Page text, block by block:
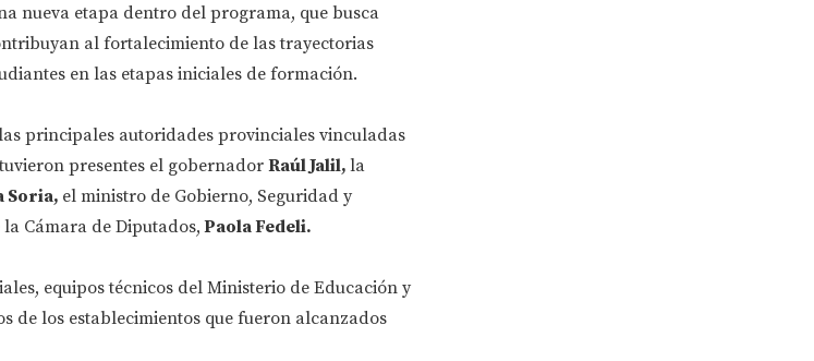
nueva etapa dentro del programa, que busca
al fortalecimiento de las trayectorias
en las etapas iniciales de formación.
principales autoridades provinciales vinculadas
presentes el gobernador Raúl Jalil, la
Soria, el ministro de Gobierno, Seguridad y
Cámara de Diputados,Paola Fedeli.
equipos técnicos del Ministerio de Educación y
de los establecimientos que fueron alcanzados